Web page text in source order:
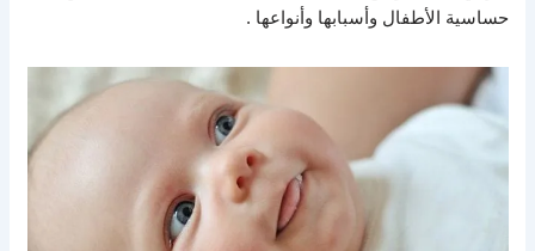
حساسية الأطفال وأسبابها وأنواعها .